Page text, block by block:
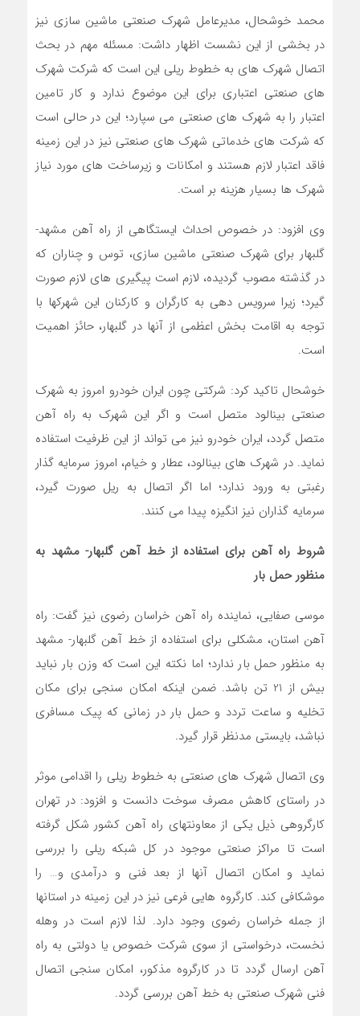
محمد خوشحال، مدیرعامل شهرک صنعتی ماشین سازی نیز
در بخشی از این نشست اظهار داشت: مسئله مهم در بحث
اتصال شهرک های به خطوط ریلی این است که شرکت شهرک
های صنعتی اعتباری برای این موضوع ندارد و کار تامین
اعتبار را به شهرک های صنعتی می سپارد؛ این در حالی است
که شرکت های خدماتی شهرک های صنعتی نیز در این زمینه
فاقد اعتبار لازم هستند و امکانات و زیرساخت های مورد نیاز
شهرک ها بسیار هزینه بر است.
وی افزود: در خصوص احداث ایستگاهی از راه آهن مشهد-
گلبهار برای شهرک صنعتی ماشین سازی، توس و چناران که
در گذشته مصوب گردیده، لازم است پیگیری های لازم صورت
گیرد؛ زیرا سرویس دهی به کارگران و کارکنان این شهرکها با
توجه به اقامت بخش اعظمی از آنها در گلبهار، حائز اهمیت
است.
خوشحال تاکید کرد: شرکتی چون ایران خودرو امروز به شهرک
صنعتی بینالود متصل است و اگر این شهرک به راه آهن
متصل گردد، ایران خودرو نیز می تواند از این ظرفیت استفاده
نماید. در شهرک های بینالود، عطار و خیام، امروز سرمایه گذار
رغبتی به ورود ندارد؛ اما اگر اتصال به ریل صورت گیرد،
سرمایه گذاران نیز انگیزه پیدا می کنند.
شروط راه آهن برای استفاده از خط آهن گلبهار- مشهد به
منظور حمل بار
موسی صفایی، نماینده راه آهن خراسان رضوی نیز گفت: راه
آهن استان، مشکلی برای استفاده از خط آهن گلبهار- مشهد
به منظور حمل بار ندارد؛ اما نکته این است که وزن بار نباید
بیش از 21 تن باشد. ضمن اینکه امکان سنجی برای مکان
تخلیه و ساعت تردد و حمل بار در زمانی که پیک مسافری
نباشد، بایستی مدنظر قرار گیرد.
وی اتصال شهرک های صنعتی به خطوط ریلی را اقدامی موثر
در راستای کاهش مصرف سوخت دانست و افزود: در تهران
کارگروهی ذیل یکی از معاونتهای راه آهن کشور شکل گرفته
است تا مراکز صنعتی موجود در کل شبکه ریلی را بررسی
نماید و امکان اتصال آنها از بعد فنی و درآمدی و… را
موشکافی کند. کارگروه هایی فرعی نیز در این زمینه در استانها
از جمله خراسان رضوی وجود دارد. لذا لازم است در وهله
نخست، درخواستی از سوی شرکت خصوص یا دولتی به راه
آهن ارسال گردد تا در کارگروه مذکور، امکان سنجی اتصال
فنی شهرک صنعتی به خط آهن بررسی گردد.